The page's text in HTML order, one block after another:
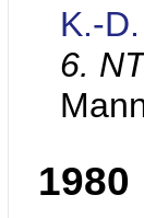
K.-
6.
1980